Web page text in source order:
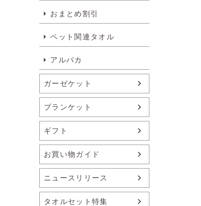
おまとめ割引
ペット関連タオル
アルパカ
ガーゼケット
ブランケット
ギフト
お買い物ガイド
ニュースリリース
タオルセット特集